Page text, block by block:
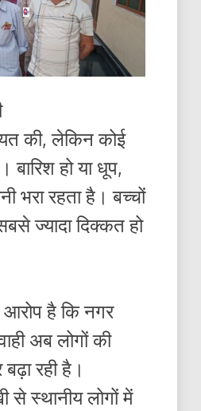
की, लेकिन कोई
बारिश हो या धूप,
भरा रहता है। बच्चों
ज्यादा दिक्कत हो
आरोप है कि नगर
अब लोगों की
रही है।
से स्थानीय लोगों में